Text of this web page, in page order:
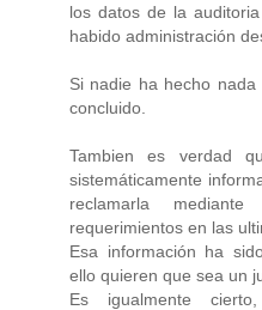
los datos de la
habido administración
Si nadie ha hecho
concluido.
Tambien es verdad
sistemáticamente
reclamarla
requerimientos en las
Esa información ha
ello quieren que sea un
Es igualmente